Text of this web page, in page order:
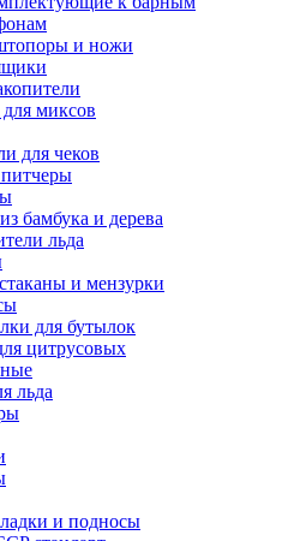
и ножи
миксов
для чеков
бамбука и дерева
льда
и мензурки
для бутылок
цитрусовых
льда
и подносы